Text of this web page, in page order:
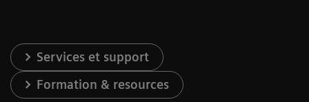
Services et support
Formation & resources